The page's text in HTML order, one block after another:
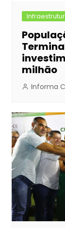
milhão
Informa